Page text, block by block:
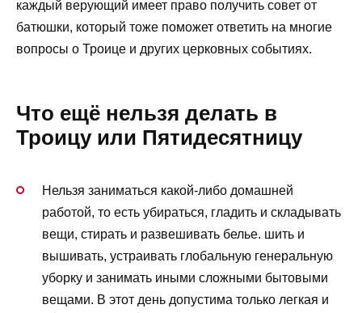
каждый верующий имеет право получить совет от
батюшки, который тоже поможет ответить на многие
вопросы о Троице и других церковных событиях.
Что ещё нельзя делать в
Троицу или Пятидесятницу
Нельзя заниматься какой-либо домашней
работой, то есть убираться, гладить и складывать
вещи, стирать и развешивать белье. шить и
вышивать, устраивать глобальную генеральную
уборку и занимать иными сложными бытовыми
вещами. В этот день допустима только легкая и